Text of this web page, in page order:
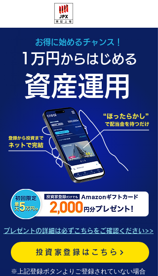
お得に始めるチャンス！
1万円 からはじめる
資産運用
プレゼントの詳細は必ずこちらをご確認ください>>
投資家登録はこちら
※上記登録ボタンよりご登録されていない場合